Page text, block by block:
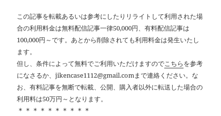
この記事を転載あるいは参考にしたりリライトして利用された場
合の利用料金は無料配信記事一律50,000円、有料配信記事は
100,000円～です。あとから削除されても利用料金は発生いたし
ます。
但し、条件によって無料でご利用いただけますのでこちらを参考
になさるか、jikencase1112@gmail.comまで連絡ください。な
お、有料記事を無断で転載、公開、購入者以外に転送した場合の
利用料は50万円～となります。
＊＊＊＊＊＊＊＊＊＊